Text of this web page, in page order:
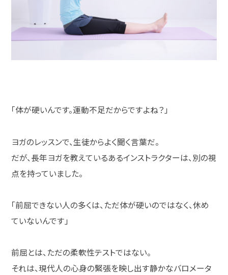
「体が硬いんです。運動不足だからですよね？」
ヨガのレッスンで、生徒からよく聞く言葉だ。
だが、長年ヨガを教えているあるインストラクターは、別の視
点を持っていました。
「前屈できない人の多くは、ただ体が硬いのではなく、休め
ていないんです」
前屈とは、ただの柔軟性テストではない。
それは、現代人の心身の緊張を映し出す静かなバロメータ